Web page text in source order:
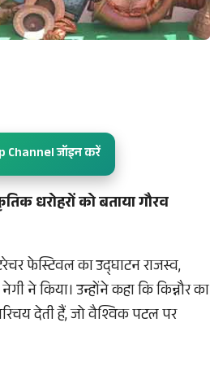
Channel जॉइन करें
धरोहरों को बताया गौरव
फेस्टिवल का उद्घाटन राजस्व,
ने किया। उन्होंने कहा कि किन्नौर का
देती हैं, जो वैश्विक पटल पर